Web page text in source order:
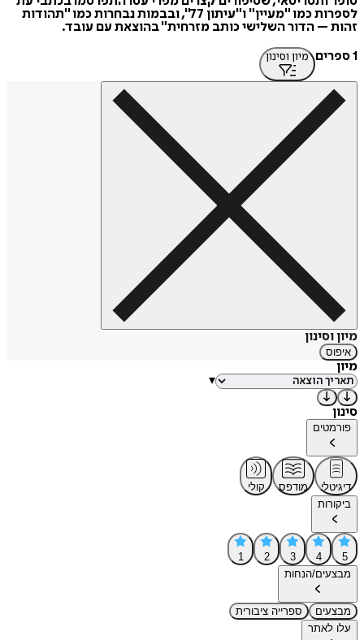
לספרות כמו "מעיין" ו"עיתון 77", ובבמות נבחרות כמו "תהודות
זהות – הדור השלישי כותב מזרחית" בהוצאת עם עובד.
1 ספרים
מיון וסינון
מיון וסינון
איפוס
מיון
▾
סינון
פורמטים
דיגיטלי מודפס
קולי
ביקורות
5
4
3
2
1
מבצעים/הנחות
מבצעים
ספרייה ציבורית
עלו לאתר